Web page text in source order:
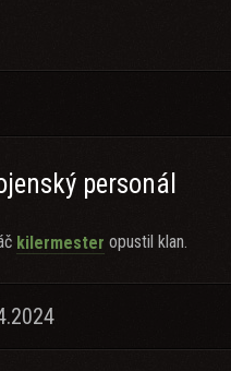
personál
kilermester opustil klan.